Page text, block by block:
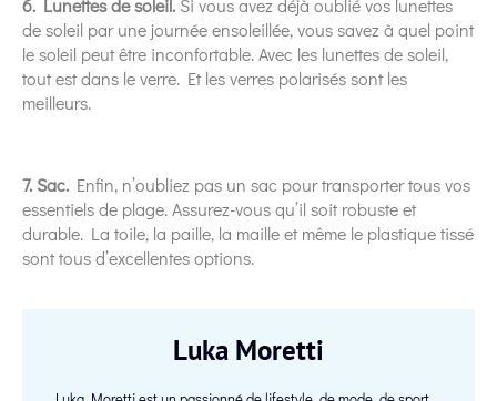
de soleil par une journée ensoleillée, vous savez à quel point
le soleil peut être inconfortable. Avec les lunettes de soleil,
tout est dans le verre. Et les verres polarisés sont les
meilleurs.
7. Sac. Enfin, n’oubliez pas un sac pour transporter tous vos
essentiels de plage. Assurez-vous qu’il soit robuste et
durable. La toile, la paille, la maille et même le plastique tissé
sont tous d’excellentes options.
Luka Moretti